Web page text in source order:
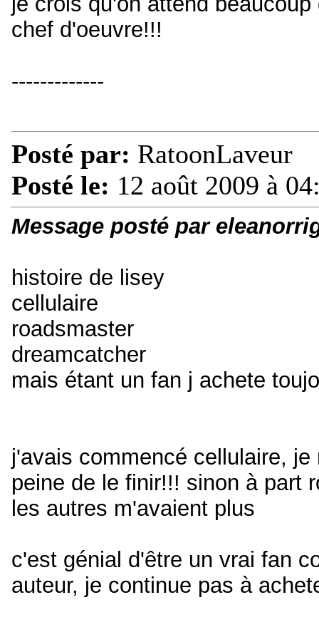
chef d'oeuvre!!!
-------------
Posté par: RatoonLaveur
Posté le: 12 août 2009 à
Message posté par
histoire de lisey
cellulaire
roadsmaster
dreamcatcher
mais étant un fan j achete
j'avais commencé cellulaire,
peine de le finir!!! sinon à part
les autres m'avaient plus
c'est génial d'être un vrai fan
auteur, je continue pas à